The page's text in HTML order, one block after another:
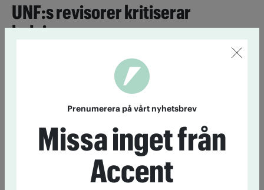
UNF:s revisorer kritiserar
ledningen
verksamhetsutvecklare gjordes det i strid med tidigare
kongressbeslut. Den slutsatsen drar en ny revisionsrapport.
Oro på Dagöholm efter
26 september 2013Vid kongressen i Borås i somras fattades
beslutet att inte längre ta emot klienter med
substitutionsbehandling på IOGT-NTO:s behandlingshem. Än
är det oklart vilka som ska ersätta dem.
Prenumerera på vårt nyhetsbrev
Missa inget från
Accent